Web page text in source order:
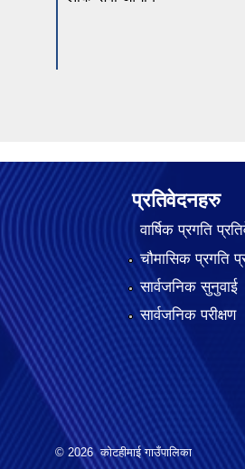
प्रतिवेदनहरु
वार्षिक प्रगति
चौमासिक प्रगति
सार्वजनिक सुनुवाई
सार्वजनिक परीक्षण
© 2026 कोटहीमाई गाउँपालिका